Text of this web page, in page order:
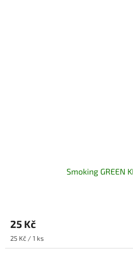
Smoking GREEN
25 Kč
Měrná
cena:
25 Kč / 1 ks